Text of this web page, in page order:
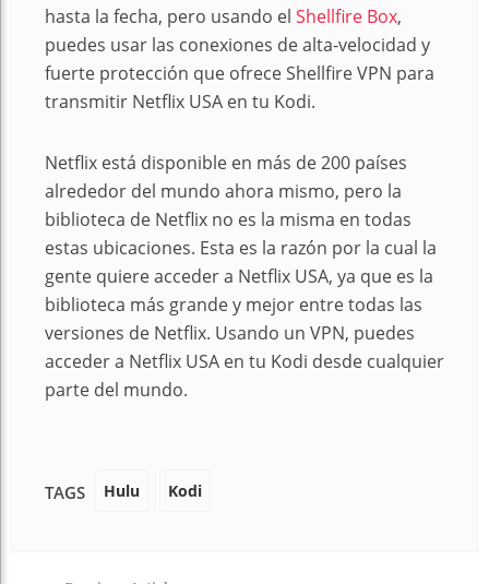
hasta la fecha, pero usando el Shellfire Box,
puedes usar las conexiones de alta-velocidad y
fuerte protección que ofrece Shellfire VPN para
transmitir Netflix USA en tu Kodi.
Netflix está disponible en más de 200 países
alrededor del mundo ahora mismo, pero la
biblioteca de Netflix no es la misma en todas
estas ubicaciones. Esta es la razón por la cual la
gente quiere acceder a Netflix USA, ya que es la
biblioteca más grande y mejor entre todas las
versiones de Netflix. Usando un VPN, puedes
acceder a Netflix USA en tu Kodi desde cualquier
parte del mundo.
TAGS Hulu Kodi